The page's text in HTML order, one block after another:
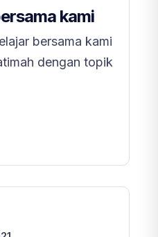
kami
bersama kami
dengan topik